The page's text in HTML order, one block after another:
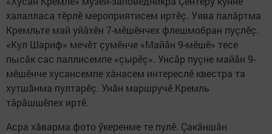
халалласа тӗрлӗ мероприятисем иртӗç. Уява палăртма
Кремльте май уйăхӗн 7-мӗшӗнчех флешмобран пуçлӗç.
«Кул Шариф» мечӗт çумӗнче «Майăн 9-мӗшӗ» тесе
пысăк сас паллисемпе «çырӗç». Унсăр пуçне майăн 9-
мӗшӗнче хусансемпе хăнасем интереслӗ квестра та
хутшăнма пултарӗç. Унăн маршручӗ Кремль
тăрăшшӗпех иртӗ.
Асра хăварма фото ӳкеренме те пулӗ. Çакăншăн